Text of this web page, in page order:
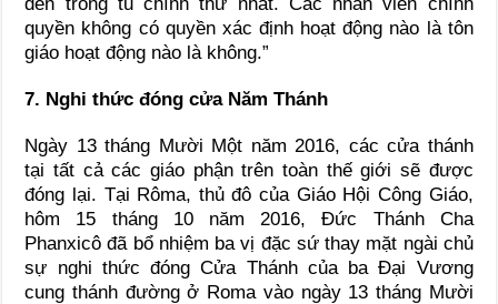
quyền không có quyền xác định hoạt động nào là tôn
giáo hoạt động nào là không.”
7. Nghi thức đóng cửa Năm Thánh
Ngày 13 tháng Mười Một năm 2016, các cửa thánh
tại tất cả các giáo phận trên toàn thế giới sẽ được
đóng lại. Tại Rôma, thủ đô của Giáo Hội Công Giáo,
hôm 15 tháng 10 năm 2016, Ðức Thánh Cha
Phanxicô đã bổ nhiệm ba vị đặc sứ thay mặt ngài chủ
sự nghi thức đóng Cửa Thánh của ba Ðại Vương
cung thánh đường ở Roma vào ngày 13 tháng Mười